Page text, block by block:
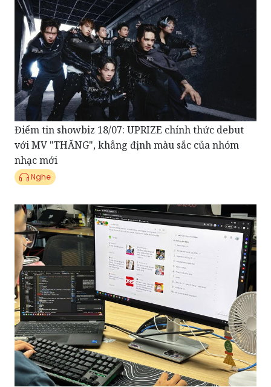
Điểm tin showbiz 18/07: UPRIZE chính thức debut
với MV "THĂNG", khẳng định màu sắc của nhóm
nhạc mới
Nghe
Bản tin tổng hợp 16/07: "Thủ tục hành chính số",
"World Cup", "thông tin mùa thi" dẫn dắt xu hướng